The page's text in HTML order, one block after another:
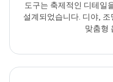
도구는 축제적인 디테일
설계되었습니다. 디야,
맞춤형